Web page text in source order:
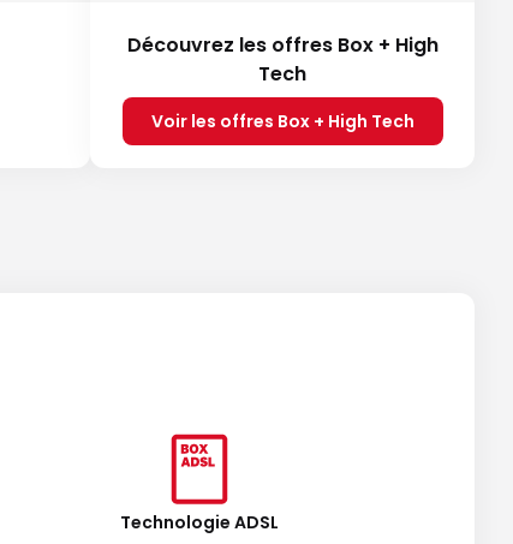
Découvrez les offres Box + High
Tech
Voir les offres Box + High Tech
Technologie ADSL